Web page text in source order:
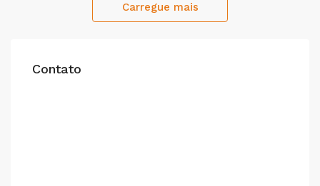
Carregue mais
Contato